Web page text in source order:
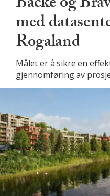
med
Rogaland
Målet er å sikre en
gjennomføring av